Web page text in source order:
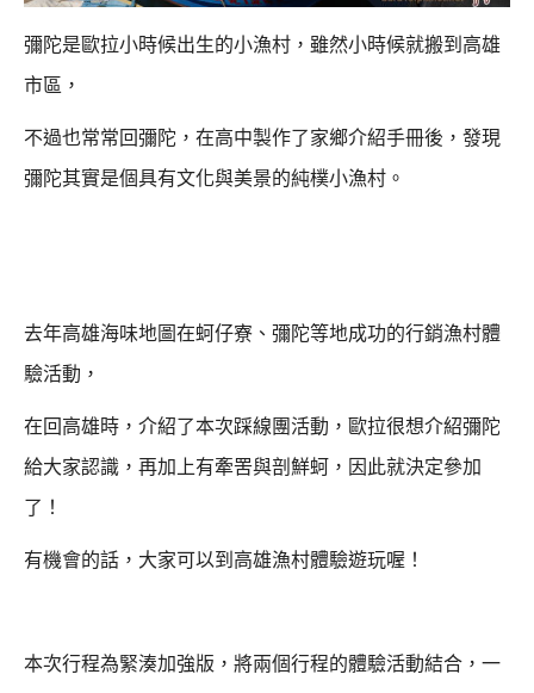
彌陀是歐拉小時候出生的小漁村，雖然小時候就搬到高雄
市區，
不過也常常回彌陀，在高中製作了家鄉介紹手冊後， 發現
彌陀其實是個具有文化與美景的純樸小漁村。
去年高雄海味地圖在蚵仔寮、彌陀等地成功的行銷漁村體
驗活動，
在回高雄時，介紹了本次踩線團活動， 歐拉很想介紹彌陀
給大家認識，再加上有牽罟與剖鮮蚵，因此就決定參加
了！
有機會的話，大家可以到高雄漁村體驗遊玩喔！
本次行程為緊湊加強版，將兩個行程的體驗活動結合， 一